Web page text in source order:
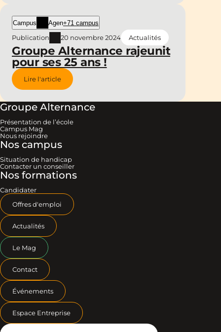
Groupe Alternance rajeunit
pour ses 25 ans !
Campus Agen+71 campus
Publication 20 novembre 2024 Actualités
Lire l'article
Groupe Alternance
Présentation de l’école
Campus Mag
Nous rejoindre
Nos campus
Situation de handicap
Contacter un conseiller
Nos formations
Candidater
Offres d'emploi
Actualités
Le Mag
Contact
Événements
Espace Entreprise